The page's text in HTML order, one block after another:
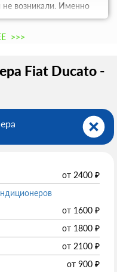
возникали. Именно
клиентам только
>>>
Fiat Ducato -
от 2400 ₽
от 1600 ₽
от 1800 ₽
от 2100 ₽
от 900 ₽